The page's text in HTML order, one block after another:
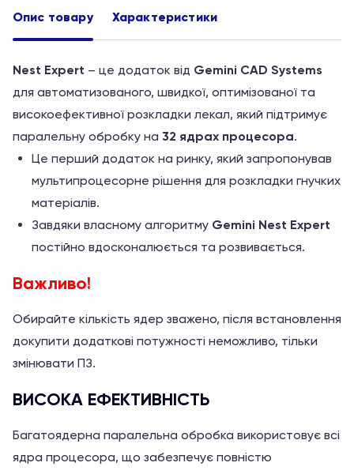
Опис товару Характеристики
Nest Expert – це додаток від Gemini CAD Systems
для автоматизованого, швидкої, оптимізованої та
високоефективної розкладки лекал, який підтримує
паралельну обробку на 32 ядрах процесора.
Це перший додаток на ринку, який запропонував
мультипроцесорне рішення для розкладки гнучких
матеріалів.
Завдяки власному алгоритму Gemini Nest Expert
постійно вдосконалюється та розвивається.
Важливо!
Обирайте кількість ядер зважено, після встановлення
докупити додаткові потужності неможливо, тільки
змінювати ПЗ.
ВИСОКА ЕФЕКТИВНІСТЬ
Багатоядерна паралельна обробка використовує всі
ядра процесора, що забезпечує повністю